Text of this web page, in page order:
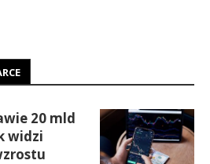
20 mld
widzi